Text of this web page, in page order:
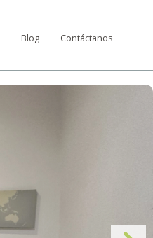
Blog Contáctanos